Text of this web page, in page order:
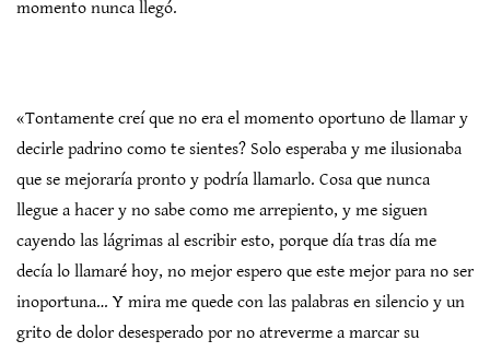
momento nunca llegó.
«Tontamente creí que no era el momento oportuno de llamar y
decirle padrino como te sientes? Solo esperaba y me ilusionaba
que se mejoraría pronto y podría llamarlo. Cosa que nunca
llegue a hacer y no sabe como me arrepiento, y me siguen
cayendo las lágrimas al escribir esto, porque día tras día me
decía lo llamaré hoy, no mejor espero que este mejor para no ser
inoportuna… Y mira me quede con las palabras en silencio y un
grito de dolor desesperado por no atreverme a marcar su